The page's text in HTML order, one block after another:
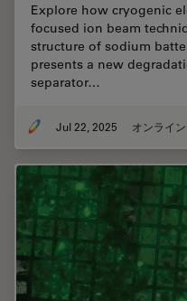
Explore how cryogenic
focused ion beam
structure of sodium
presents a new
separator…
Jul 22, 2025 オンライ